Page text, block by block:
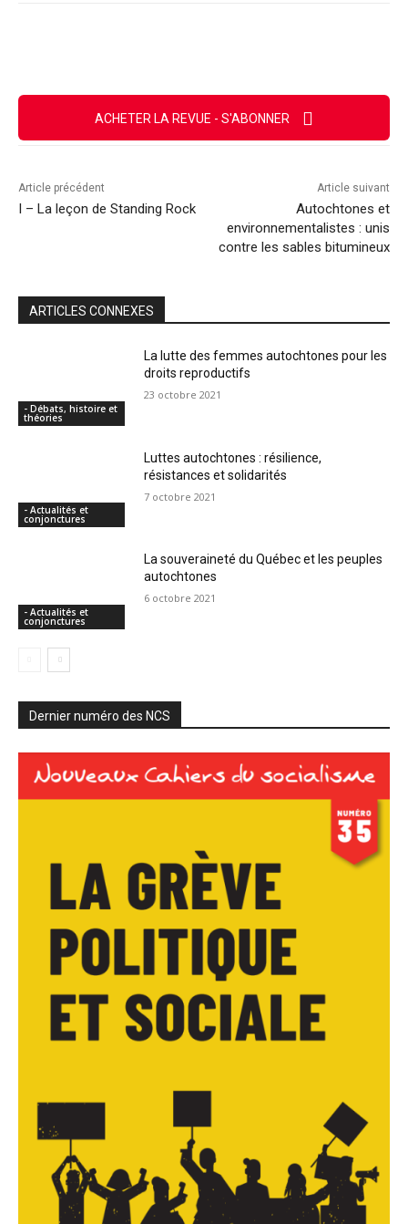
ACHETER LA REVUE - S'ABONNER
Article précédent
I – La leçon de Standing Rock
Article suivant
Autochtones et
environnementalistes : unis
contre les sables bitumineux
ARTICLES CONNEXES
- Débats, histoire et
théories
La lutte des femmes autochtones pour les
droits reproductifs
23 octobre 2021
- Actualités et
conjonctures
Luttes autochtones : résilience,
résistances et solidarités
7 octobre 2021
- Actualités et
conjonctures
La souveraineté du Québec et les peuples
autochtones
6 octobre 2021
Dernier numéro des NCS